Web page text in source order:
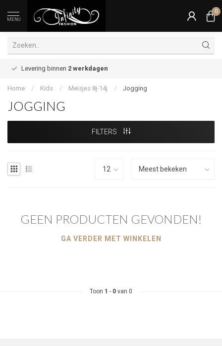
MENU
0
Levering binnen 2 werkdagen
Home / Kids / Meisjes 8j-14j / Jogging
JOGGING
FILTERS
GEEN PRODUCTEN GEVONDEN!
GA VERDER MET WINKELEN
Toon 1 - 0 van 0